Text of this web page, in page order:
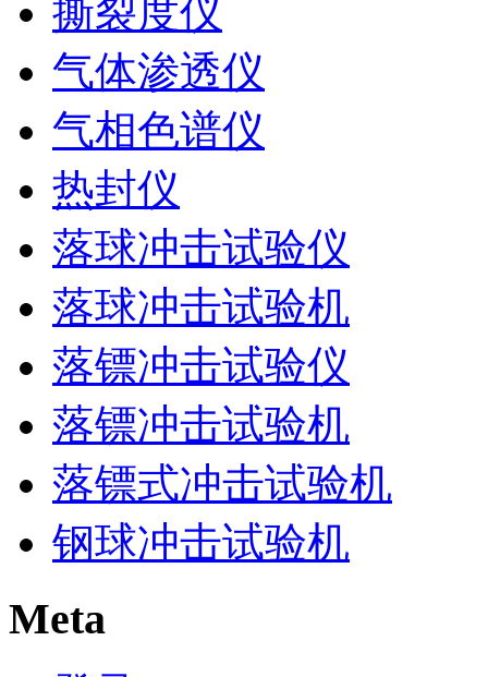
撕裂度仪
气体渗透仪
气相色谱仪
热封仪
落球冲击试验仪
落球冲击试验机
落镖冲击试验仪
落镖冲击试验机
落镖式冲击试验机
钢球冲击试验机
Meta